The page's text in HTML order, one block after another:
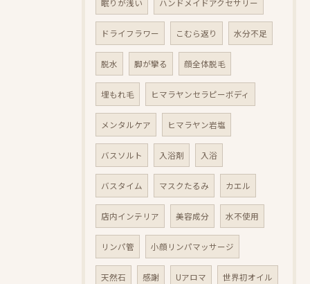
眠りが浅い ハンドメイドアクセサリー
ドライフラワー こむら返り 水分不足
脱水 脚が攣る 顔全体脱毛
埋もれ毛 ヒマラヤンセラピーボディ
メンタルケア ヒマラヤン岩塩
バスソルト 入浴剤 入浴
バスタイム マスクたるみ カエル
店内インテリア 美容成分 水不使用
リンパ管 小顔リンパマッサージ
天然石 感謝 Uアロマ 世界初オイル